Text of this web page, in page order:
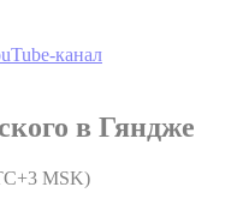
канал
в Гяндже
MSK)